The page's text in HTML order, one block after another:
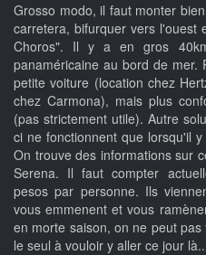
Grosso modo, il faut monter
carretera, bifurquer vers l'ouest
Choros". Il y a en gros
panaméricaine au bord de mer.
petite voiture (location chez
chez Carmona), mais plus
(pas strictement utile). Autre
ci ne fonctionnent que lorsqu'il
On trouve des informations sur
Serena. Il faut compter
pesos par personne. Ils
vous emmenent et vous
en morte saison, on ne peut
le seul à vouloir y aller ce jour